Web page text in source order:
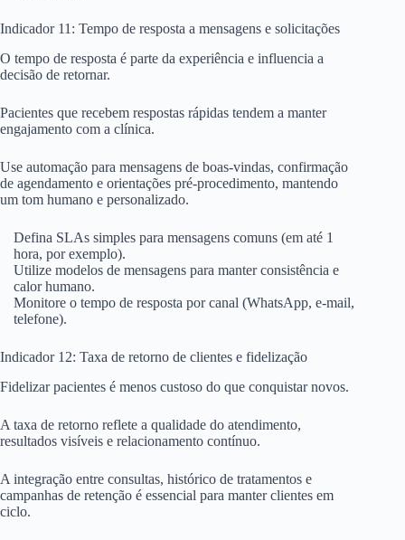
Indicador 11: Tempo de resposta a mensagens e solicitações
O tempo de resposta é parte da experiência e influencia a
decisão de retornar.
Pacientes que recebem respostas rápidas tendem a manter
engajamento com a clínica.
Use automação para mensagens de boas-vindas, confirmação
de agendamento e orientações pré-procedimento, mantendo
um tom humano e personalizado.
Defina SLAs simples para mensagens comuns (em até 1
hora, por exemplo).
Utilize modelos de mensagens para manter consistência e
calor humano.
Monitore o tempo de resposta por canal (WhatsApp, e-mail,
telefone).
Indicador 12: Taxa de retorno de clientes e fidelização
Fidelizar pacientes é menos custoso do que conquistar novos.
A taxa de retorno reflete a qualidade do atendimento,
resultados visíveis e relacionamento contínuo.
A integração entre consultas, histórico de tratamentos e
campanhas de retenção é essencial para manter clientes em
ciclo.